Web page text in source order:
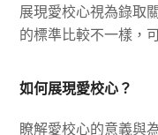
展現愛校心視為錄取
的標準比較不一樣，
如何展現愛校心？
瞭解愛校心的意義與